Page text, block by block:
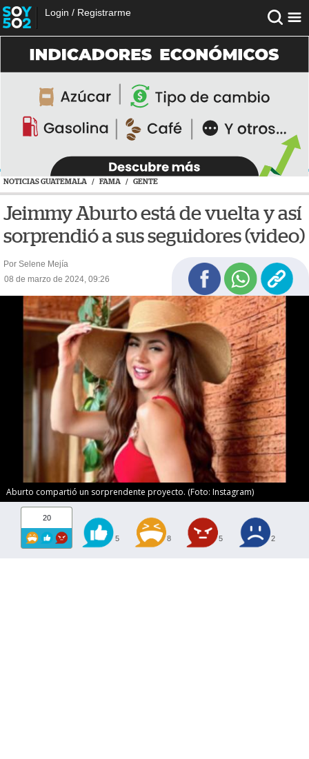
Login / Registrarme
NOTICIAS GUATEMALA / FAMA / GENTE
Jeimmy Aburto está de vuelta y así
sorprendió a sus seguidores (video)
Por Selene Mejía
08 de marzo de 2024, 09:26
Aburto compartió un sorprendente proyecto. (Foto: Instagram)
20
5 8 5 2